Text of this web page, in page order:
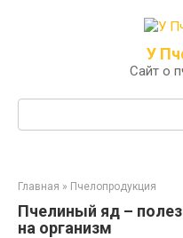
У
Сайт о
Главная » Пчелопродукция
Пчелиный яд –
на организм